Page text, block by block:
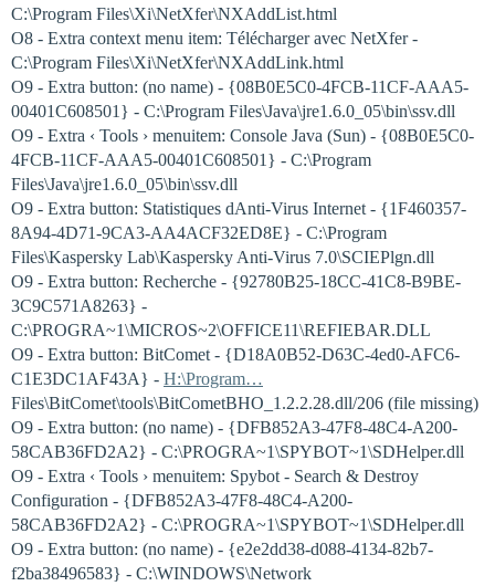
C:\Program Files\Xi\NetXfer\NXAddList.html
O8 - Extra context menu item: Télécharger avec NetXfer -
C:\Program Files\Xi\NetXfer\NXAddLink.html
O9 - Extra button: (no name) - {08B0E5C0-4FCB-11CF-AAA5-
00401C608501} - C:\Program Files\Java\jre1.6.0_05\bin\ssv.dll
O9 - Extra ‹ Tools › menuitem: Console Java (Sun) - {08B0E5C0-
4FCB-11CF-AAA5-00401C608501} - C:\Program
Files\Java\jre1.6.0_05\bin\ssv.dll
O9 - Extra button: Statistiques dAnti-Virus Internet - {1F460357-
8A94-4D71-9CA3-AA4ACF32ED8E} - C:\Program
Files\Kaspersky Lab\Kaspersky Anti-Virus 7.0\SCIEPlgn.dll
O9 - Extra button: Recherche - {92780B25-18CC-41C8-B9BE-
3C9C571A8263} -
C:\PROGRA~1\MICROS~2\OFFICE11\REFIEBAR.DLL
O9 - Extra button: BitComet - {D18A0B52-D63C-4ed0-AFC6-
C1E3DC1AF43A} - H:\Program…
Files\BitComet\tools\BitCometBHO_1.2.2.28.dll/206 (file missing)
O9 - Extra button: (no name) - {DFB852A3-47F8-48C4-A200-
58CAB36FD2A2} - C:\PROGRA~1\SPYBOT~1\SDHelper.dll
O9 - Extra ‹ Tools › menuitem: Spybot - Search & Destroy
Configuration - {DFB852A3-47F8-48C4-A200-
58CAB36FD2A2} - C:\PROGRA~1\SPYBOT~1\SDHelper.dll
O9 - Extra button: (no name) - {e2e2dd38-d088-4134-82b7-
f2ba38496583} - C:\WINDOWS\Network